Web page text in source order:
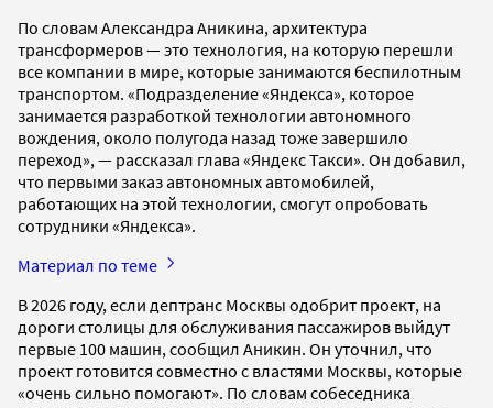
По словам Александра Аникина, архитектура
трансформеров — это технология, на которую перешли
все компании в мире, которые занимаются беспилотным
транспортом. «Подразделение «Яндекса», которое
занимается разработкой технологии автономного
вождения, около полугода назад тоже завершило
переход», — рассказал глава «Яндекс Такси». Он добавил,
что первыми заказ автономных автомобилей,
работающих на этой технологии, смогут опробовать
сотрудники «Яндекса».
Материал по теме
В 2026 году, если дептранс Москвы одобрит проект, на
дороги столицы для обслуживания пассажиров выйдут
первые 100 машин, сообщил Аникин. Он уточнил, что
проект готовится совместно с властями Москвы, которые
«очень сильно помогают». По словам собеседника